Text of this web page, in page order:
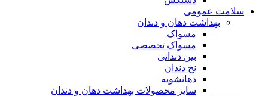
سلامت عمومی
بهداشت دهان و دندان
مسواک
مسواک تخصصی
بین دندانی
نخ دندان
دهانشویه
سایر محصولات بهداشت دهان و دندان